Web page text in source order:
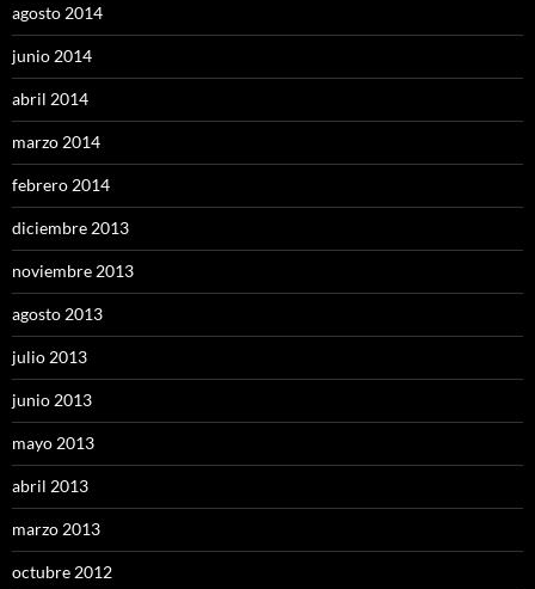
agosto 2014
junio 2014
abril 2014
marzo 2014
febrero 2014
diciembre 2013
noviembre 2013
agosto 2013
julio 2013
junio 2013
mayo 2013
abril 2013
marzo 2013
octubre 2012